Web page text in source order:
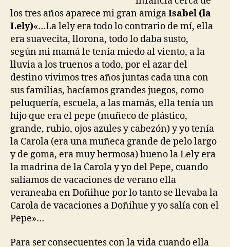
los tres años aparece mi gran amigaIsabel (la
Lely)«…La lely era todo lo contrario de mí, ella
era suavecita, llorona, todo lo daba susto,
según mi mamá le tenía miedo al viento, a la
lluvia a los truenos a todo, por el azar del
destino vivimos tres años juntas cada una con
sus familias, hacíamos grandes juegos, como
peluquería, escuela, a las mamás, ella tenía un
hijo que era el pepe (muñeco de plástico,
grande, rubio, ojos azules y cabezón) y yo tenía
la Carola (era una muñeca grande de pelo largo
y de goma, era muy hermosa) bueno la Lely era
la madrina de la Carola y yo del Pepe, cuando
salíamos de vacaciones de verano ella
veraneaba en Doñihue por lo tanto se llevaba la
Carola de vacaciones a Doñihue y yo salía con el
Pepe»…
Para ser consecuentes con la vida cuando ella